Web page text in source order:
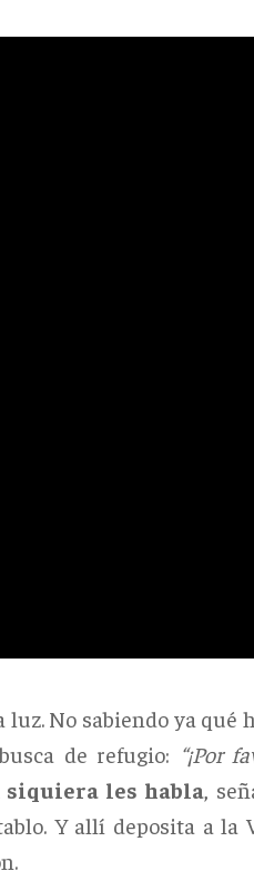
No sabiendo ya qué
de refugio: “¡Por
siquiera les habla ,
Y allí deposita a la